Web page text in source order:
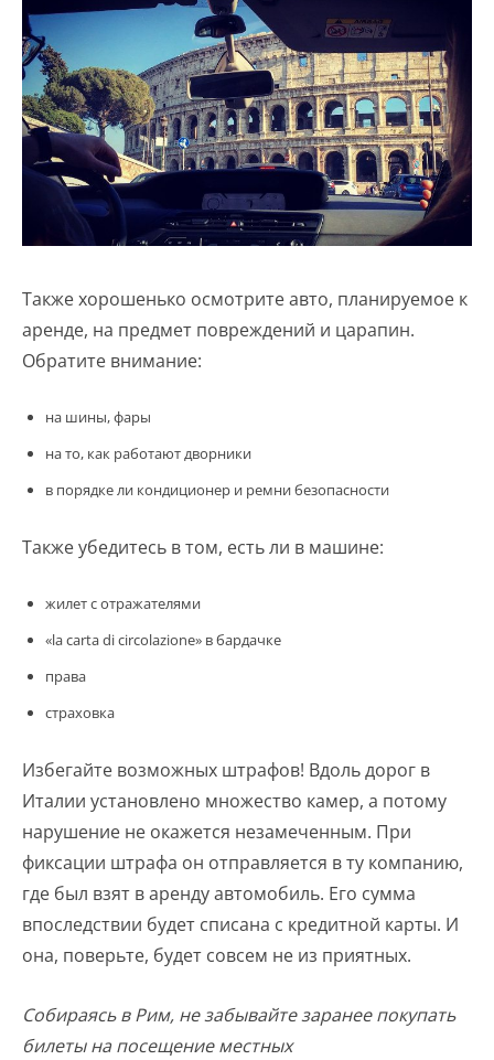
Также хорошенько осмотрите авто, планируемое к
аренде, на предмет повреждений и царапин.
Обратите внимание:
на шины, фары
на то, как работают дворники
в порядке ли кондиционер и ремни безопасности
Также убедитесь в том, есть ли в машине:
жилет с отражателями
«la carta di circolazione» в бардачке
права
страховка
Избегайте возможных штрафов! Вдоль дорог в
Италии установлено множество камер, а потому
нарушение не окажется незамеченным. При
фиксации штрафа он отправляется в ту компанию,
где был взят в аренду автомобиль. Его сумма
впоследствии будет списана с кредитной карты. И
она, поверьте, будет совсем не из приятных.
Собираясь в Рим, не забывайте заранее покупать
билеты на посещение местных